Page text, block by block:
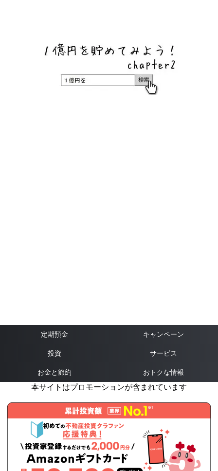
定期預金 キャンペーン
投資 サービス
お金と節約 おトクな情報
本サイトはプロモーションが含まれています